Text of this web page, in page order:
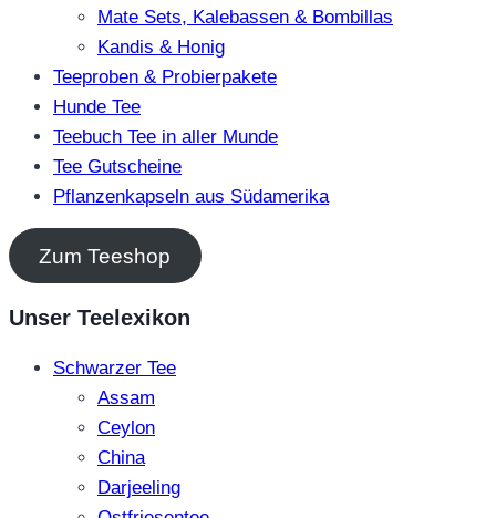
Mate Sets, Kalebassen & Bombillas
Kandis & Honig
Teeproben & Probierpakete
Hunde Tee
Teebuch Tee in aller Munde
Tee Gutscheine
Pflanzenkapseln aus Südamerika
Zum Teeshop
Unser Teelexikon
Schwarzer Tee
Assam
Ceylon
China
Darjeeling